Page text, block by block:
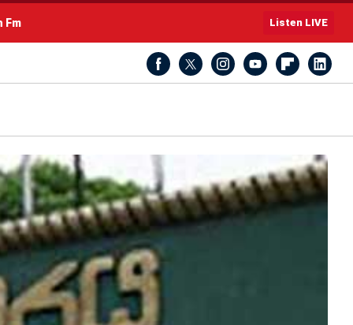
Fm Listen LIVE